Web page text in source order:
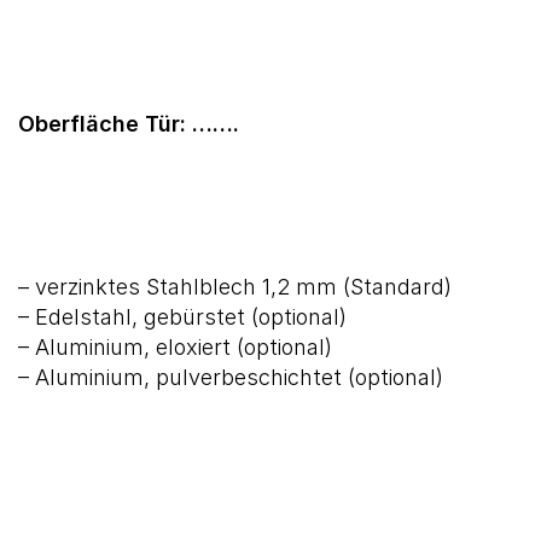
Oberfläche Tür: …….
– verzinktes Stahlblech 1,2 mm (Standard)
– Edelstahl, gebürstet (optional)
– Aluminium, eloxiert (optional)
– Aluminium, pulverbeschichtet (optional)